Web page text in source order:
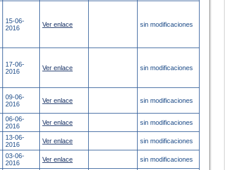
15-06-
2016
Ver enlace sin modificaciones
17-06-
2016
Ver enlace sin modificaciones
09-06-
2016
Ver enlace sin modificaciones
06-06-
2016
Ver enlace sin modificaciones
13-06-
2016
Ver enlace sin modificaciones
03-06-
2016
Ver enlace sin modificaciones